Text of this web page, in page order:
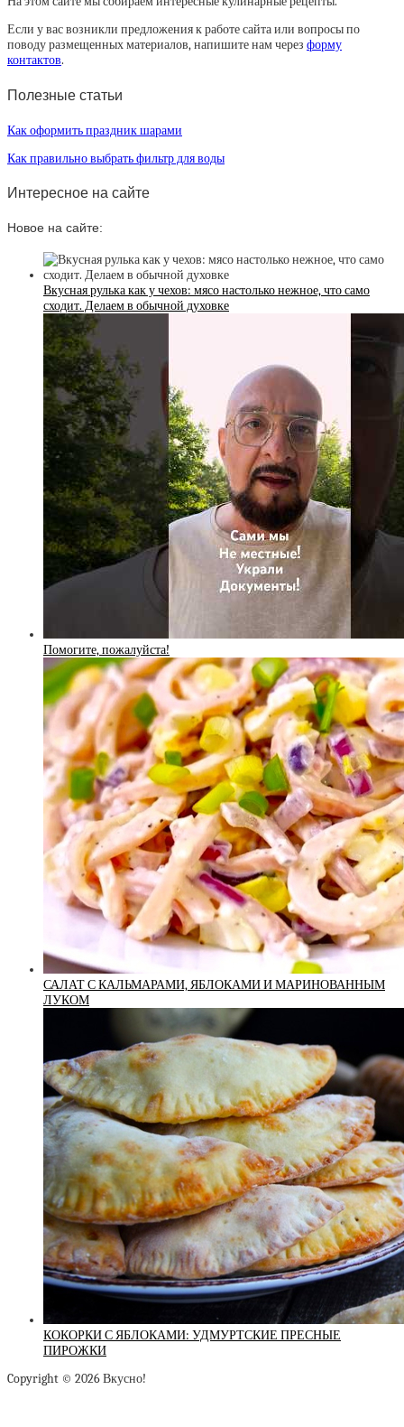
Если у вас возникли предложения к работе сайта или вопросы по
поводу размещенных материалов, напишите нам через форму
контактов.
Полезные статьи
Как оформить праздник шарами
Как правильно выбрать фильтр для воды
Интересное на сайте
Новое на сайте:
Вкусная рулька как у чехов: мясо настолько нежное, что само
сходит. Делаем в обычной духовке
Помогите, пожалуйста!
САЛАТ С КАЛЬМАРАМИ, ЯБЛОКАМИ И МАРИНОВАННЫМ
ЛУКОМ
КОКОРКИ С ЯБЛОКАМИ: УДМУРТСКИЕ ПРЕСНЫЕ
ПИРОЖКИ
Copyright © 2026 Вкусно!